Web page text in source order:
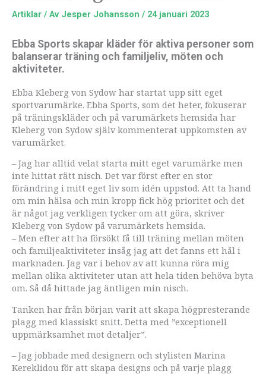
Artiklar / Av Jesper Johansson / 24 januari 2023
Ebba Sports skapar kläder för aktiva personer som
balanserar träning och familjeliv, möten och
aktiviteter.
Ebba Kleberg von Sydow har startat upp sitt eget
sportvarumärke. Ebba Sports, som det heter, fokuserar
på träningskläder och på varumärkets hemsida har
Kleberg von Sydow själv kommenterat uppkomsten av
varumärket.
– Jag har alltid velat starta mitt eget varumärke men
inte hittat rätt nisch. Det var först efter en stor
förändring i mitt eget liv som idén uppstod. Att ta hand
om min hälsa och min kropp fick hög prioritet och det
är något jag verkligen tycker om att göra, skriver
Kleberg von Sydow på varumärkets hemsida.
– Men efter att ha försökt få till träning mellan möten
och familjeaktiviteter insåg jag att det fanns ett hål i
marknaden. Jag var i behov av att kunna röra mig
mellan olika aktiviteter utan att hela tiden behöva byta
om. Så då hittade jag äntligen min nisch.
Tanken har från början varit att skapa högpresterande
plagg med klassiskt snitt. Detta med ”exceptionell
uppmärksamhet mot detaljer”.
– Jag jobbade med designern och stylisten Marina
Kereklidou för att skapa designs och på varje plagg